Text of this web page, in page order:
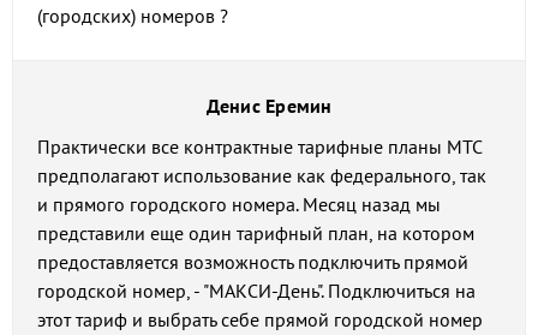
(городских) номеров ?
Денис Еремин
Практически все контрактные тарифные планы МТС
предполагают использование как федерального, так
и прямого городского номера. Месяц назад мы
представили еще один тарифный план, на котором
предоставляется возможность подключить прямой
городской номер, - "МАКСИ-День". Подключиться на
этот тариф и выбрать себе прямой городской номер